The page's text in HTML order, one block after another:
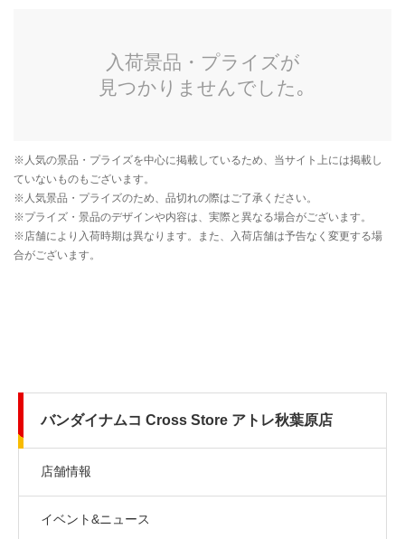
バンダイナムコ Cross Store アトレ秋葉原店
店舗情報
イベント&ニュース